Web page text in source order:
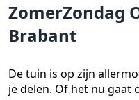
ZomerZondag
Brabant
De tuin is op zijn
je delen. Of het nu gaat